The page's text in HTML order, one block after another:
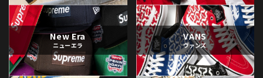
New Era
ニューエラ
VANS
ヴァンズ